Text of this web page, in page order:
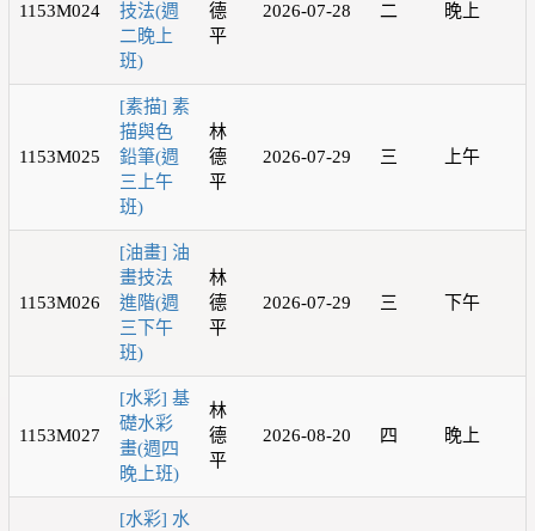
1153M024
技法(週
二晚上
班)
德
平
2026-07-28 二 晚上
1153M025
[素描] 素
描與色
鉛筆(週
三上午
班)
林
德
平
2026-07-29 三 上午
1153M026
[油畫] 油
畫技法
進階(週
三下午
班)
林
德
平
2026-07-29 三 下午
1153M027
[水彩] 基
礎水彩
畫(週四
晚上班)
林
德
平
2026-08-20 四 晚上
[水彩] 水